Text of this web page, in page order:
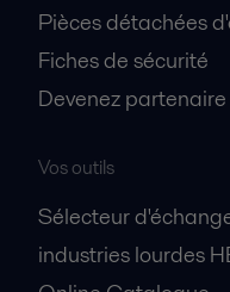
Pièces détachées
Fiches de sécurité
Devenez partenaire
Vos outils
Sélecteur
industries lourdes